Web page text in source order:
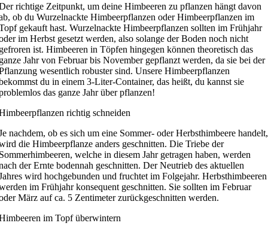
richtige Zeitpunkt, um deine Himbeeren zu pflanzen hängt davon
ob du Wurzelnackte Himbeerpflanzen oder Himbeerpflanzen im
gekauft hast. Wurzelnackte Himbeerpflanzen sollten im Frühjahr
im Herbst gesetzt werden, also solange der Boden noch nicht
ist. Himbeeren in Töpfen hingegen können theoretisch das
Jahr von Februar bis November gepflanzt werden, da sie bei der
wesentlich robuster sind. Unsere Himbeerpflanzen
du in einem 3-Liter-Container, das heißt, du kannst sie
das ganze Jahr über pflanzen!
richtig schneiden
nachdem, ob es sich um eine Sommer- oder Herbsthimbeere handelt,
die Himbeerpflanze anders geschnitten. Die Triebe der
welche in diesem Jahr getragen haben, werden
der Ernte bodennah geschnitten. Der Neutrieb des aktuellen
wird hochgebunden und fruchtet im Folgejahr. Herbsthimbeeren
im Frühjahr konsequent geschnitten. Sie sollten im Februar
März auf ca. 5 Zentimeter zurückgeschnitten werden.
im Topf überwintern